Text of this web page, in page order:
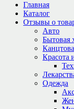
Главная
Каталог
Отзывы о
Авто
Бытовая
Красота
Одежда